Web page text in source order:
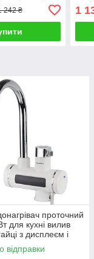
6B142W
242 ₴ 1
проточний
для кухні вилив
з дисплеєм і
AQUATICA
відправки